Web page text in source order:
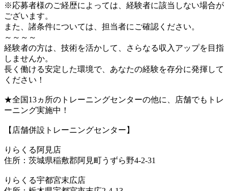
※応募者様のご経歴によっては、経験者に該当しない場合が
ございます。
また、諸条件については、担当者にご確認ください。
～～～～
経験者の方は、技術を活かして、さらなる収入アップを目指
しませんか。
長く働ける安定した環境で、あなたの経験を存分に発揮して
ください！
★全国13ヵ所のトレーニングセンターの他に、店舗でもトレ
ーニング実施中！
【店舗併設トレーニングセンター】
りらくる阿見店
住所：茨城県稲敷郡阿見町うずら野4-2-31
りらくる宇都宮末広店